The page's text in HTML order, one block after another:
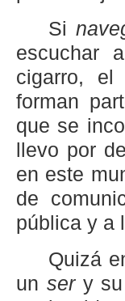
Si
escuchar
cigarro,
forman
que se
llevo por
en este
de
pública y a
Quizá
un ser y